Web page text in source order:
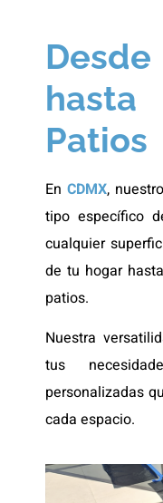
hasta
Patios
En CDMX,
tipo específico
cualquier
de tu hogar
patios.
Nuestra
tus
personalizadas
cada espacio.